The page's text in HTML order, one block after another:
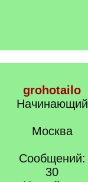
grohotailo
Начинающий
Москва
Сообщений:
30